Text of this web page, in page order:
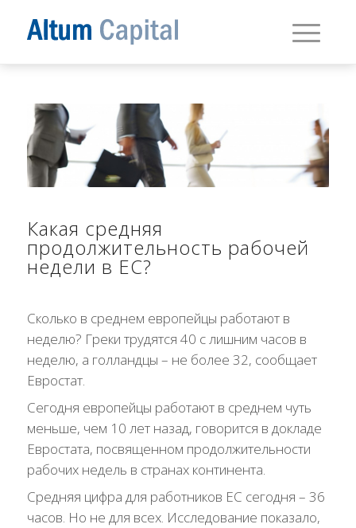
Какая средняя
продолжительность рабочей
недели в ЕС?
Сколько в среднем европейцы работают в
неделю? Греки трудятся 40 с лишним часов в
неделю, а голландцы – не более 32, сообщает
Евростат.
Сегодня европейцы работают в среднем чуть
меньше, чем 10 лет назад, говорится в докладе
Евростата, посвященном продолжительности
рабочих недель в странах континента.
Средняя цифра для работников ЕС сегодня – 36
часов. Но не для всех. Исследование показало,